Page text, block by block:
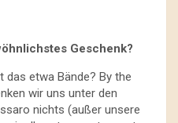
Geschenk?
das etwa Bände? By the
wir uns unter den
nichts (außer unsere